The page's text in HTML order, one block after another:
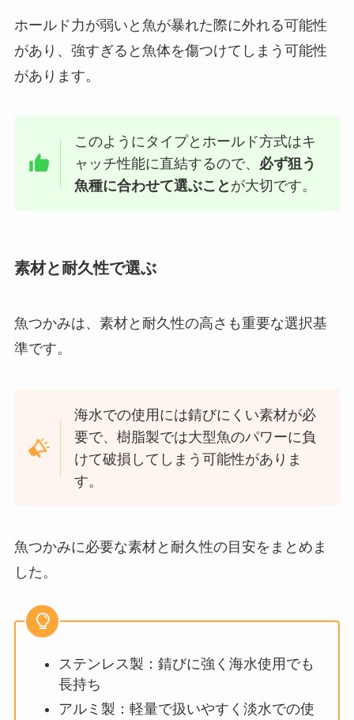
ホールド力が弱いと魚が暴れた際に外れる可能性
があり、強すぎると魚体を傷つけてしまう可能性
があります。
このようにタイプとホールド方式はキ
ャッチ性能に直結するので、 必ず狙う
魚種に合わせて選ぶこと が大切です。
素材と耐久性で選ぶ
魚つかみは、素材と耐久性の高さも重要な選択基
準です。
海水での使用には錆びにくい素材が必
要で、樹脂製では大型魚のパワーに負
けて破損してしまう可能性がありま
す。
魚つかみに必要な素材と耐久性の目安をまとめま
した。
ステンレス製：錆びに強く海水使用でも
長持ち
アルミ製：軽量で扱いやすく淡水での使